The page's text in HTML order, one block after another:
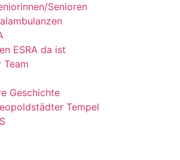
Senioren
ESRA da ist
Team
Geschichte
Tempel